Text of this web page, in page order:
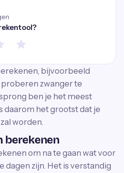
bijvoorbeeld
zwanger te
ben je het meest
daarom het grootst dat je
worden.
berekenen
om na te gaan wat voor
dagen zijn. Het is verstandig